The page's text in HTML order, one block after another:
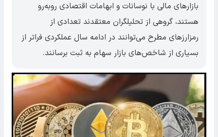
بازارهای مالی با نوسانات و ابهامات اقتصادی روبه‌رو
هستند، گروهی از تحلیلگران معتقدند تعدادی از
رمزارزهای مطرح می‌توانند در ادامه سال عملکردی فراتر از
بسیاری از شاخص‌های بازار سهام به ثبت برسانند.